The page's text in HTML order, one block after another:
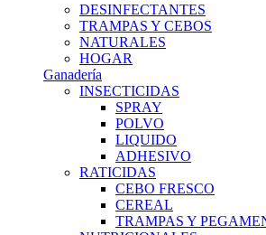
DESINFECTANTES
TRAMPAS Y CEBOS
NATURALES
HOGAR
Ganadería
INSECTICIDAS
SPRAY
POLVO
LIQUIDO
ADHESIVO
RATICIDAS
CEBO FRESCO
CEREAL
TRAMPAS Y